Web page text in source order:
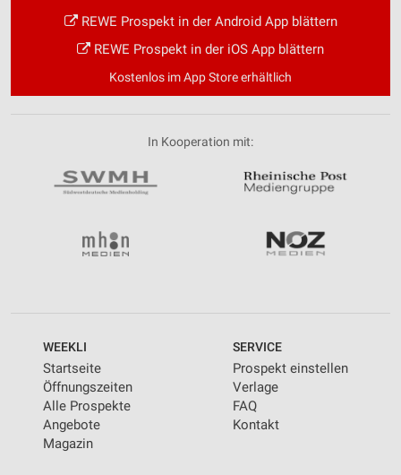
REWE Prospekt in der Android App blättern
REWE Prospekt in der iOS App blättern
Kostenlos im App Store erhältlich
In Kooperation mit:
WEEKLI
Startseite
Öffnungszeiten
Alle Prospekte
Angebote
Magazin
SERVICE
Prospekt einstellen
Verlage
FAQ
Kontakt